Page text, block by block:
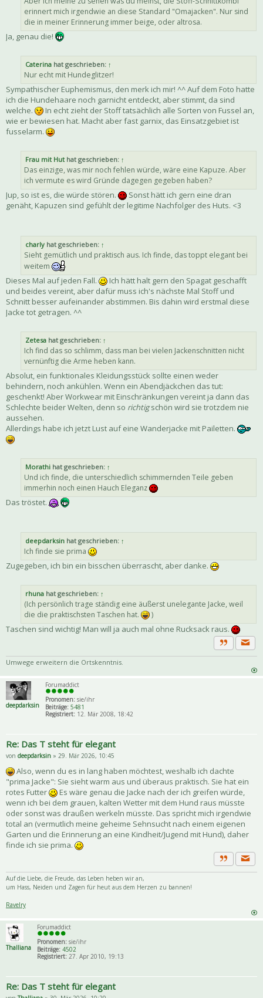
erinnert mich irgendwie an diese Standard "Omajacken". Nur sind
die in meiner Erinnerung immer beige, oder altrosa.
Ja, genau die!
Caterina hat geschrieben: ↑
Nur echt mit Hundeglitzer!
Sympathischer Euphemismus, den merk ich mir! ^^ Auf dem Foto hatte
ich die Hundehaare noch garnicht entdeckt, aber stimmt, da sind
welche.
In echt zieht der Stoff tatsächlich alle Sorten von Fussel an,
wie er bewiesen hat. Macht aber fast garnix, das Einsatzgebiet ist
fusselarm.
Frau mit Huthat geschrieben: ↑
Das einzige, was mir noch fehlen würde, wäre eine Kapuze. Aber
ich vermute es wird Gründe dagegen gegeben haben?
Jup, so ist es, die würde stören.
Sonst hätt ich gern eine dran
genäht, Kapuzen sind gefühlt der legitime Nachfolger des Huts. <3
charly hat geschrieben: ↑
Sieht gemütlich und praktisch aus. Ich finde, das toppt elegant bei
weitem
Dieses Mal auf jeden Fall.
Ich hätt halt gern den Spagat geschafft
und beides vereint, aber dafür muss ich's nächste Mal Stoff und
Schnitt besser aufeinander abstimmen. Bis dahin wird erstmal diese
Jacke tot getragen. ^^
Zetesa hat geschrieben: ↑
Ich find das so schlimm, dass man bei vielen Jackenschnitten nicht
vernünftig die Arme heben kann.
Absolut, ein funktionales Kleidungsstück sollte einen weder
behindern, noch ankühlen. Wenn ein Abendjäckchen das tut:
geschenkt! Aber Workwear mit Einschränkungen vereint ja dann das
Schlechte beider Welten, denn so richtigschön wird sie trotzdem nie
aussehen.
Allerdings habe ich jetzt Lust auf eine Wanderjacke mit Pailetten.
Morathi hat geschrieben: ↑
Und ich finde, die unterschiedlich schimmernden Teile geben
immerhin noch einen Hauch Eleganz
Das tröstet.
deepdarksin hat geschrieben: ↑
Ich finde sie prima
Zugegeben, ich bin ein bisschen überrascht, aber danke.
rhuna hat geschrieben: ↑
(Ich persönlich trage ständig eine äußerst unelegante Jacke, weil
die die praktischsten Taschen hat.
)
Taschen sind wichtig! Man will ja auch mal ohne Rucksack raus.
Zitat
Umwege erweitern die Ortskenntnis.
deepdarksin
Forumaddict
Pronomen: sie/ihr
Beiträge: 5481
Registriert: 12. Mär 2008, 18:42
Re: Das T steht für elegant
von deepdarksin » 29. Mär 2026, 10:45
Also, wenn du es in lang haben möchtest, weshalb ich dachte
"prima Jacke": Sie sieht warm aus und überaus praktisch. Sie hat ein
rotes Futter
Es wäre genau die Jacke nach der ich greifen würde,
wenn ich bei dem grauen, kalten Wetter mit dem Hund raus müsste
oder sonst was draußen werkeln müsste. Das spricht mich irgendwie
total an (vermutlich meine geheime Sehnsucht nach einem eigenen
Garten und die Erinnerung an eine Kindheit/Jugend mit Hund), daher
finde ich sie prima.
Zitat
Auf die Liebe, die Freude, das Leben heben wir an,
um Hass, Neiden und Zagen für heut aus dem Herzen zu bannen!
Ravelry
Thalliana
Forumaddict
Pronomen: sie/ihr
Beiträge: 4502
Registriert: 27. Apr 2010, 19:13
Re: Das T steht für elegant